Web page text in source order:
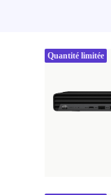
Quantité limitée